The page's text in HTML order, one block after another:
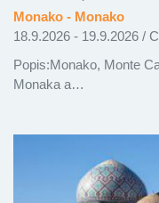
Monako - Monako
18.9.2026 - 19.9.2026 /
Popis:Monako, Monte
Monaka a…